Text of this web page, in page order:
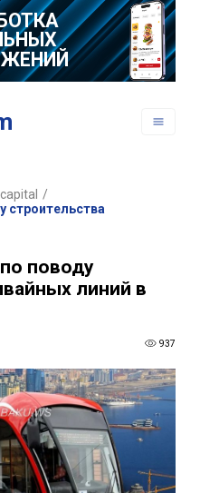
/
строительства
поводу
линий в
937